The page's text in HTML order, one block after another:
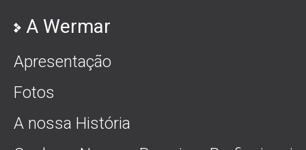
A Wermar
Apresentação
Fotos
A nossa História